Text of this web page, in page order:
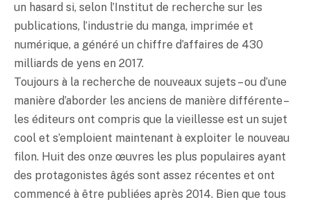
un hasard si, selon l’Institut de recherche sur les
publications, l’industrie du manga, imprimée et
numérique, a généré un chiffre d’affaires de 430
milliards de yens en 2017.
Toujours à la recherche de nouveaux sujets – ou d’une
manière d’aborder les anciens de manière différente –
les éditeurs ont compris que la vieillesse est un sujet
cool et s’emploient maintenant à exploiter le nouveau
filon. Huit des onze œuvres les plus populaires ayant
des protagonistes âgés sont assez récentes et ont
commencé à être publiées après 2014. Bien que tous